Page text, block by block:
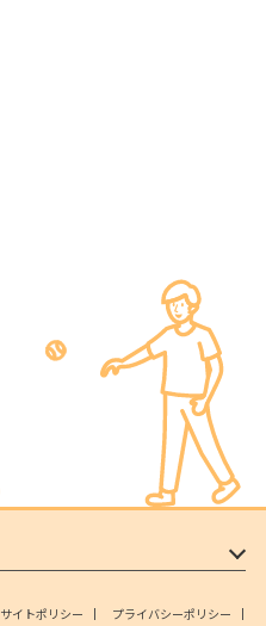
サイトポリシー プライバシーポリシー